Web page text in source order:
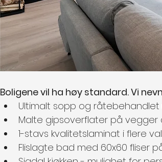
Boligene vil ha høy standard. Vi
Ultimalt sopp og
Malte gipsoverflater på vegger
1-stavs kvalitetslaminat i flere
Flislagte bad med 60x60 fliser